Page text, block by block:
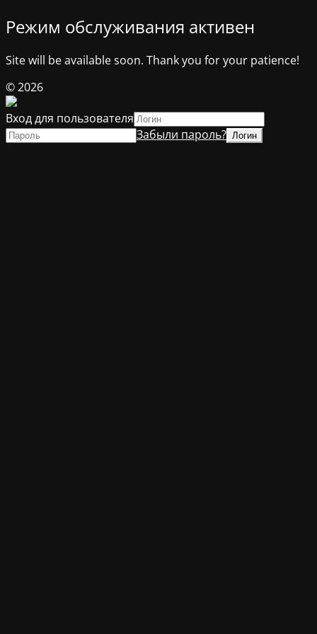
Режим обслуживания активен
Site will be available soon. Thank you for your patience!
© 2026
Вход для пользователя
Забыли пароль?